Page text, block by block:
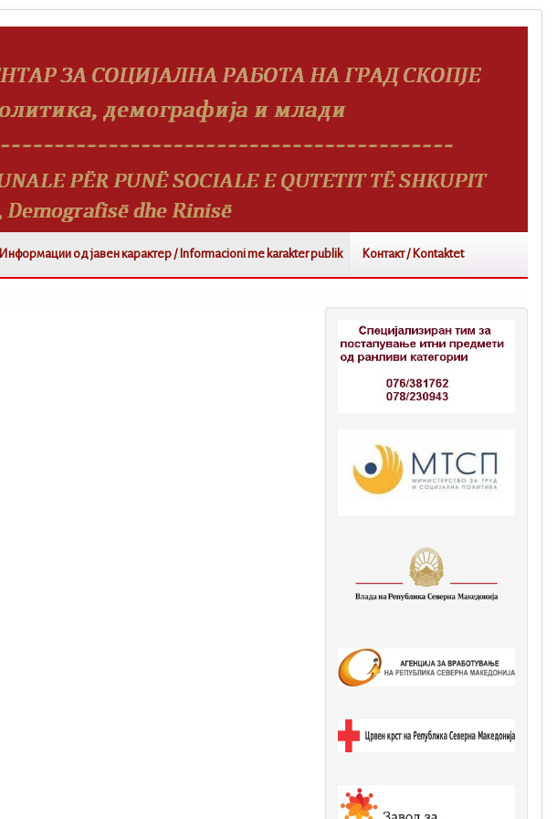
Информации од јавен карактер / Informacioni me karakter publik Контакт / Kontaktet